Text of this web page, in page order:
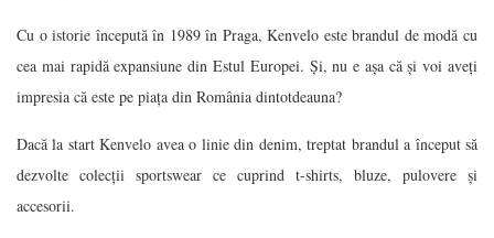
Cu o istorie începută în 1989 în Praga, Kenvelo este brandul de modă cu
cea mai rapidă expansiune din Estul Europei. Și, nu e așa că și voi aveți
impresia că este pe piața din România dintotdeauna?
Dacă la start Kenvelo avea o linie din denim, treptat brandul a început să
dezvolte colecții sportswear ce cuprind t-shirts, bluze, pulovere și
accesorii.